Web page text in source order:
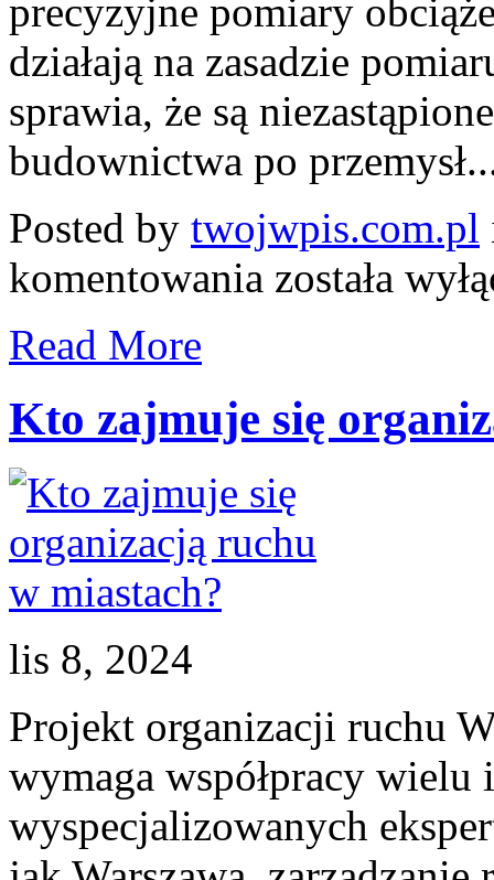
precyzyjne pomiary
działają na zasadzie
sprawia, że są
budownictwa po
Posted by twojwpis.com.pl
komentowania
działają
Zastosowania
i
ochrona
inżynierii
została
Read More
Kto zajmuje się
lis 8, 2024
Projekt organizacji ruchu
wymaga współpracy
wyspecjalizowanych